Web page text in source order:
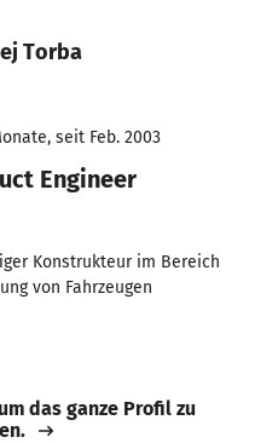
Torba
seit Feb. 2003
Engineer
Konstrukteur im Bereich
von Fahrzeugen
das ganze Profil zu